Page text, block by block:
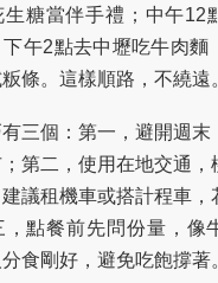
生糖當伴手禮；中午12
下午2點去中壢吃牛肉麵
條。這樣順路，不繞遠
三個：第一，避開週末
第二，使用在地交通，
議租機車或搭計程車，
，點餐前先問份量，像
食剛好，避免吃飽撐著